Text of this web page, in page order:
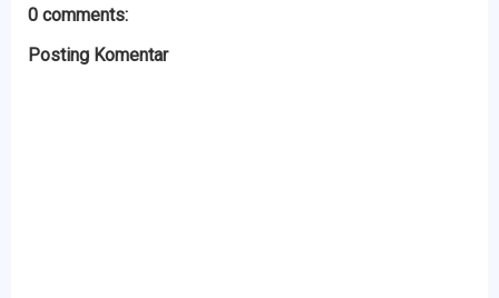
0 comments:
Posting Komentar